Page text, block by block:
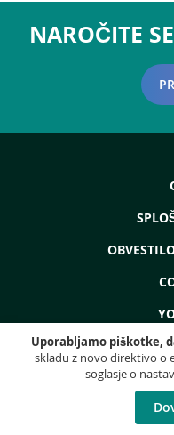
Uporabljamo piškotke,
skladu z novo direktivo o
soglasje o
NAROČITE
Copyright © 2022 - ProdEq